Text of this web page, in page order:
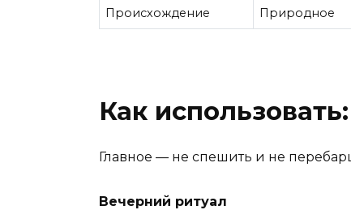
Происхождение Природное
Как
Главное — не спешить и не
Вечерний ритуал